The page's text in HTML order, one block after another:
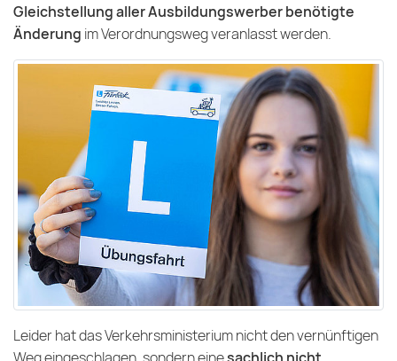
Gleichstellung aller Ausbildungswerber benötigte
Änderung im Verordnungsweg veranlasst werden.
Leider hat das Verkehrsministerium nicht den vernünftigen